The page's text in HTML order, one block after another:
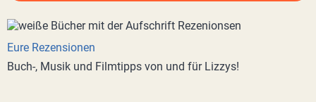
Eure Rezensionen
Buch-, Musik und Filmtipps von und für Lizzys!